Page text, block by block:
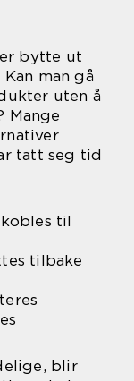
bytte ut
man gå
uten å
Mange
tatt seg tid
til
tilbake
blir